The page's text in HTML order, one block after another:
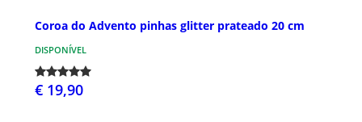
Coroa do Advento pinhas glitter prateado 20 cm
DISPONÍVEL
€ 19,90